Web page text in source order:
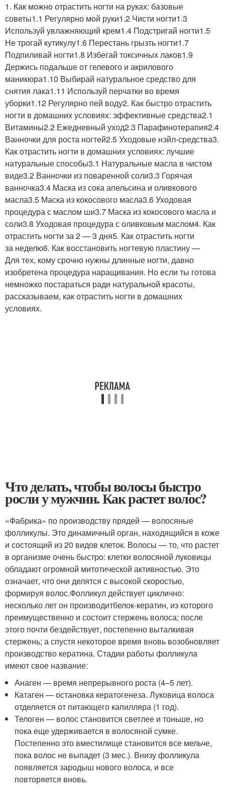
1. Как можно отрастить ногти на руках: базовые
советы1.1 Регулярно мой руки1.2 Чисти ногти1.3
Используй увлажняющий крем1.4 Подстригай ногти1.5
Не трогай кутикулу1.6 Перестань грызть ногти1.7
Подпиливай ногти1.8 Избегай токсичных лаков1.9
Держись подальше от гелевого и акрилового
маникюра1.10 Выбирай натуральное средство для
снятия лака1.11 Используй перчатки во время
уборки1.12 Регулярно пей воду2. Как быстро отрастить
ногти в домашних условиях: эффективные средства2.1
Витамины2.2 Ежедневный уход2.3 Парафинотерапия2.4
Ванночки для роста ногтей2.5 Уходовые нэйл-средства3.
Как отрастить ногти в домашних условиях: лучшие
натуральные способы3.1 Натуральные масла в чистом
виде3.2 Ванночки из поваренной соли3.3 Горячая
ванночка3.4 Маска из сока апельсина и оливкового
масла3.5 Маска из кокосового масла3.6 Уходовая
процедура с маслом ши3.7 Маска из кокосового масла и
соли3.8 Уходовая процедура с оливковым маслом4. Как
отрастить ногти за 2 — 3 дня5. Как отрастить ногти
за неделю6. Как восстановить ногтевую пластину —
Для тех, кому срочно нужны длинные ногти, давно
изобретена процедура наращивания. Но если ты готова
немножко постараться ради натуральной красоты,
рассказываем, как отрастить ногти в домашних
условиях.
Что делать, чтобы волосы быстро
росли у мужчин. Как растет волос?
«Фабрика» по производству прядей — волосяные
фолликулы. Это динамичный орган, находящийся в коже
и состоящий из 20 видов клеток. Волосы — то, что растет
в организме очень быстро: клетки волосяной луковицы
обладают огромной митотической активностью. Это
означает, что они делятся с высокой скоростью,
формируя волос.Фолликул действует циклично:
несколько лет он производитбелок-кератин, из которого
преимущественно и состоит стержень волоса; после
этого почти бездействует, постепенно выталкивая
стержень; а спустя некоторое время вновь возобновляет
производство кератина. Стадии работы фолликула
имеют свое название:
Анаген — время непрерывного роста (4–5 лет).
Катаген — остановка кератогенеза. Луковица волоса
отделяется от питающего капилляра (1 год).
Телоген — волос становится светлее и тоньше, но
пока еще удерживается в волосяной сумке.
Постепенно это вместилище становится все мельче,
пока волос не выпадет (3 мес.). Внизу фолликула
появляется зародыш нового волоса, и все
повторяется вновь.